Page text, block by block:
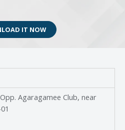
IT NOW
Agaragamee Club, near